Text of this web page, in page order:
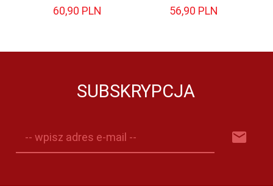
60,90 PLN 56,90 PLN
SUBSKRYPCJA
-- wpisz adres e-mail --